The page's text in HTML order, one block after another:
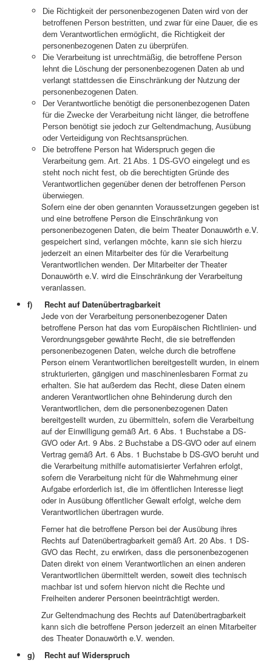
Die Richtigkeit der personenbezogenen Daten wird von der
betroffenen Person bestritten, und zwar für eine Dauer, die es
dem Verantwortlichen ermöglicht, die Richtigkeit der
personenbezogenen Daten zu überprüfen.
Die Verarbeitung ist unrechtmäßig, die betroffene Person
lehnt die Löschung der personenbezogenen Daten ab und
verlangt stattdessen die Einschränkung der Nutzung der
personenbezogenen Daten.
Der Verantwortliche benötigt die personenbezogenen Daten
für die Zwecke der Verarbeitung nicht länger, die betroffene
Person benötigt sie jedoch zur Geltendmachung, Ausübung
oder Verteidigung von Rechtsansprüchen.
Die betroffene Person hat Widerspruch gegen die
Verarbeitung gem. Art. 21 Abs. 1 DS-GVO eingelegt und es
steht noch nicht fest, ob die berechtigten Gründe des
Verantwortlichen gegenüber denen der betroffenen Person
überwiegen.
Sofern eine der oben genannten Voraussetzungen gegeben ist
und eine betroffene Person die Einschränkung von
personenbezogenen Daten, die beim Theater Donauwörth e.V.
gespeichert sind, verlangen möchte, kann sie sich hierzu
jederzeit an einen Mitarbeiter des für die Verarbeitung
Verantwortlichen wenden. Der Mitarbeiter der Theater
Donauwörth e.V. wird die Einschränkung der Verarbeitung
veranlassen.
f) Recht auf Datenübertragbarkeit
Jede von der Verarbeitung personenbezogener Daten
betroffene Person hat das vom Europäischen Richtlinien- und
Verordnungsgeber gewährte Recht, die sie betreffenden
personenbezogenen Daten, welche durch die betroffene
Person einem Verantwortlichen bereitgestellt wurden, in einem
strukturierten, gängigen und maschinenlesbaren Format zu
erhalten. Sie hat außerdem das Recht, diese Daten einem
anderen Verantwortlichen ohne Behinderung durch den
Verantwortlichen, dem die personenbezogenen Daten
bereitgestellt wurden, zu übermitteln, sofern die Verarbeitung
auf der Einwilligung gemäß Art. 6 Abs. 1 Buchstabe a DS-
GVO oder Art. 9 Abs. 2 Buchstabe a DS-GVO oder auf einem
Vertrag gemäß Art. 6 Abs. 1 Buchstabe b DS-GVO beruht und
die Verarbeitung mithilfe automatisierter Verfahren erfolgt,
sofern die Verarbeitung nicht für die Wahrnehmung einer
Aufgabe erforderlich ist, die im öffentlichen Interesse liegt
oder in Ausübung öffentlicher Gewalt erfolgt, welche dem
Verantwortlichen übertragen wurde.
Ferner hat die betroffene Person bei der Ausübung ihres
Rechts auf Datenübertragbarkeit gemäß Art. 20 Abs. 1 DS-
GVO das Recht, zu erwirken, dass die personenbezogenen
Daten direkt von einem Verantwortlichen an einen anderen
Verantwortlichen übermittelt werden, soweit dies technisch
machbar ist und sofern hiervon nicht die Rechte und
Freiheiten anderer Personen beeinträchtigt werden.
Zur Geltendmachung des Rechts auf Datenübertragbarkeit
kann sich die betroffene Person jederzeit an einen Mitarbeiter
des Theater Donauwörth e.V. wenden.
g) Recht auf Widerspruch